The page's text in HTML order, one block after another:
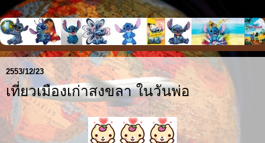
2553/12/23
เที่ยวเมืองเก่าสงขลา ในวันพ่อ